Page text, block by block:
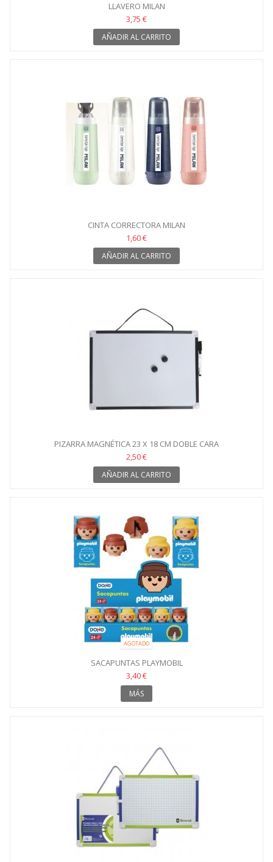
LLAVERO MILAN
3,75 €
AÑADIR AL CARRITO
CINTA CORRECTORA MILAN
1,60 €
AÑADIR AL CARRITO
PIZARRA MAGNÉTICA 23 X 18 CM DOBLE CARA
2,50 €
AÑADIR AL CARRITO
AGOTADO
SACAPUNTAS PLAYMOBIL
3,40 €
MÁS